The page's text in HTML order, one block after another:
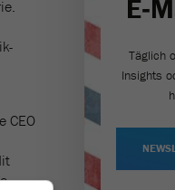
CEO
Täglich
Insights